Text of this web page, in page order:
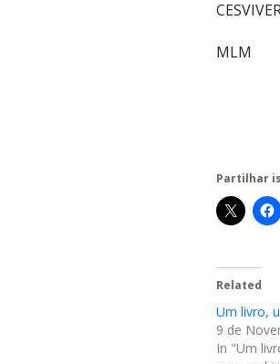
MLM
Partilhar
Related
Um livro,
9 de
In "Um